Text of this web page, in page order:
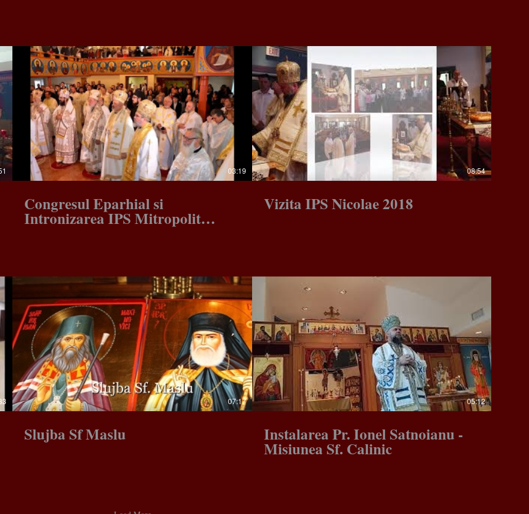
03:19
Congresul Eparhial si
Intronizarea IPS Mitropolit
08:54
Vizita IPS Nicolae 2018
07:17
Slujba Sf Maslu
05:12
Instalarea Pr. Ionel Satnoianu -
Misiunea Sf. Calinic